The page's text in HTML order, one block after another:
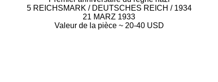
5 REICHSMARK / DEUTSCHES REICH / 1934
21 MARZ 1933
Valeur de la pièce ~ 20-40 USD